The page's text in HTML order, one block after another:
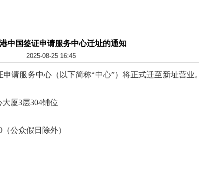
中国签证申请服务中心迁址的通知
2025-08-25 16:45
请服务中心（以下简称“中心”）将正式迁至新址营业
厦3层304铺位
公众假日除外）